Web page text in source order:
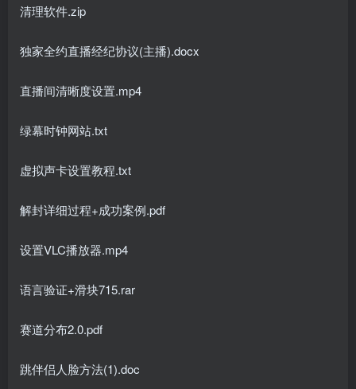
清理软件.zip
独家全约直播经纪协议(主播).docx
直播间清晰度设置.mp4
绿幕时钟网站.txt
虚拟声卡设置教程.txt
解封详细过程+成功案例.pdf
设置VLC播放器.mp4
语言验证+滑块715.rar
赛道分布2.0.pdf
跳伴侣人脸方法(1).doc